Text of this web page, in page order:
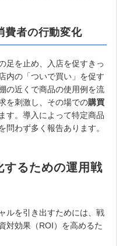
費者の行動変化
足を止め、入店を促すきっ
内の「ついで買い」を促す
の近くで商品の使用例を流
を刺激し、その場での購買
す。導入によって特定商品
問わず多く報告あります。
するための運用戦
ルを引き出すためには、戦
対効果（ROI）を高めるた